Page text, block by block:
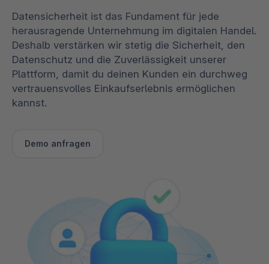
Datensicherheit ist das Fundament für jede
herausragende Unternehmung im digitalen Handel.
Deshalb verstärken wir stetig die Sicherheit, den
Datenschutz und die Zuverlässigkeit unserer
Plattform, damit du deinen Kunden ein durchweg
vertrauensvolles Einkaufserlebnis ermöglichen
kannst.
Demo anfragen